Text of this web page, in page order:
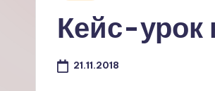
Кейс-урок
21.11.2018